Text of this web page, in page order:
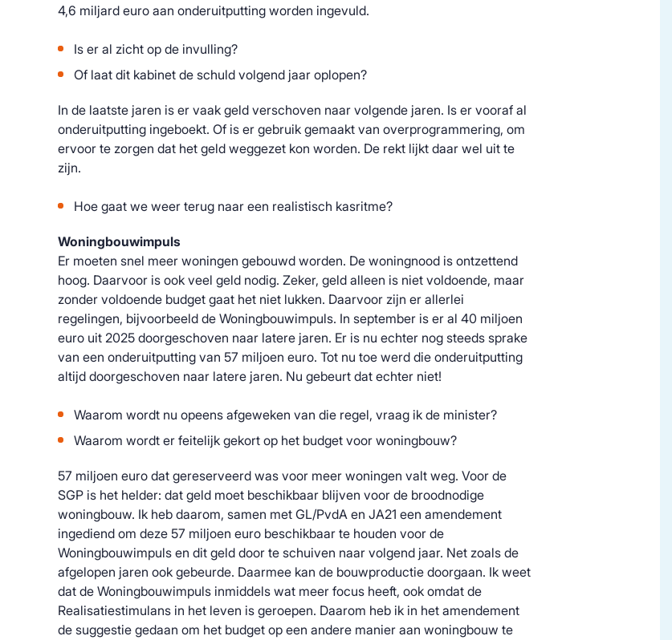
4,6 miljard euro aan onderuitputting worden ingevuld.
Is er al zicht op de invulling?
Of laat dit kabinet de schuld volgend jaar oplopen?
In de laatste jaren is er vaak geld verschoven naar volgende jaren. Is er vooraf al
onderuitputting ingeboekt. Of is er gebruik gemaakt van overprogrammering, om
ervoor te zorgen dat het geld weggezet kon worden. De rekt lijkt daar wel uit te
zijn.
Hoe gaat we weer terug naar een realistisch kasritme?
Woningbouwimpuls
Er moeten snel meer woningen gebouwd worden. De woningnood is ontzettend
hoog. Daarvoor is ook veel geld nodig. Zeker, geld alleen is niet voldoende, maar
zonder voldoende budget gaat het niet lukken. Daarvoor zijn er allerlei
regelingen, bijvoorbeeld de Woningbouwimpuls. In september is er al 40 miljoen
euro uit 2025 doorgeschoven naar latere jaren. Er is nu echter nog steeds sprake
van een onderuitputting van 57 miljoen euro. Tot nu toe werd die onderuitputting
altijd doorgeschoven naar latere jaren. Nu gebeurt dat echter niet!
Waarom wordt nu opeens afgeweken van die regel, vraag ik de minister?
Waarom wordt er feitelijk gekort op het budget voor woningbouw?
57 miljoen euro dat gereserveerd was voor meer woningen valt weg. Voor de
SGP is het helder: dat geld moet beschikbaar blijven voor de broodnodige
woningbouw. Ik heb daarom, samen met GL/PvdA en JA21 een amendement
ingediend om deze 57 miljoen euro beschikbaar te houden voor de
Woningbouwimpuls en dit geld door te schuiven naar volgend jaar. Net zoals de
afgelopen jaren ook gebeurde. Daarmee kan de bouwproductie doorgaan. Ik weet
dat de Woningbouwimpuls inmiddels wat meer focus heeft, ook omdat de
Realisatiestimulans in het leven is geroepen. Daarom heb ik in het amendement
de suggestie gedaan om het budget op een andere manier aan woningbouw te